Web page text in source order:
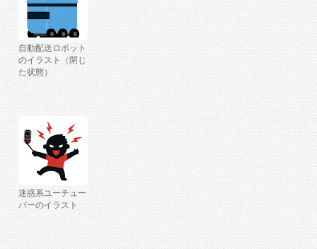
自動配送ロボット
のイラスト（閉じ
た状態）
迷惑系ユーチュー
バーのイラスト